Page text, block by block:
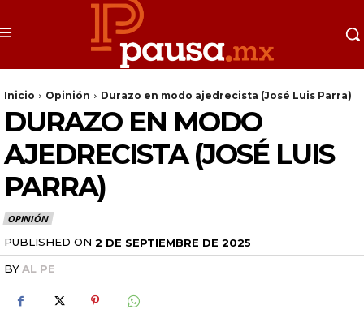
Inicio Opinión Durazo en modo ajedrecista (José Luis Parra)
DURAZO EN MODO
AJEDRECISTA (JOSÉ LUIS
PARRA)
OPINIÓN
PUBLISHED ON 2 DE SEPTIEMBRE DE 2025
BYAL PE